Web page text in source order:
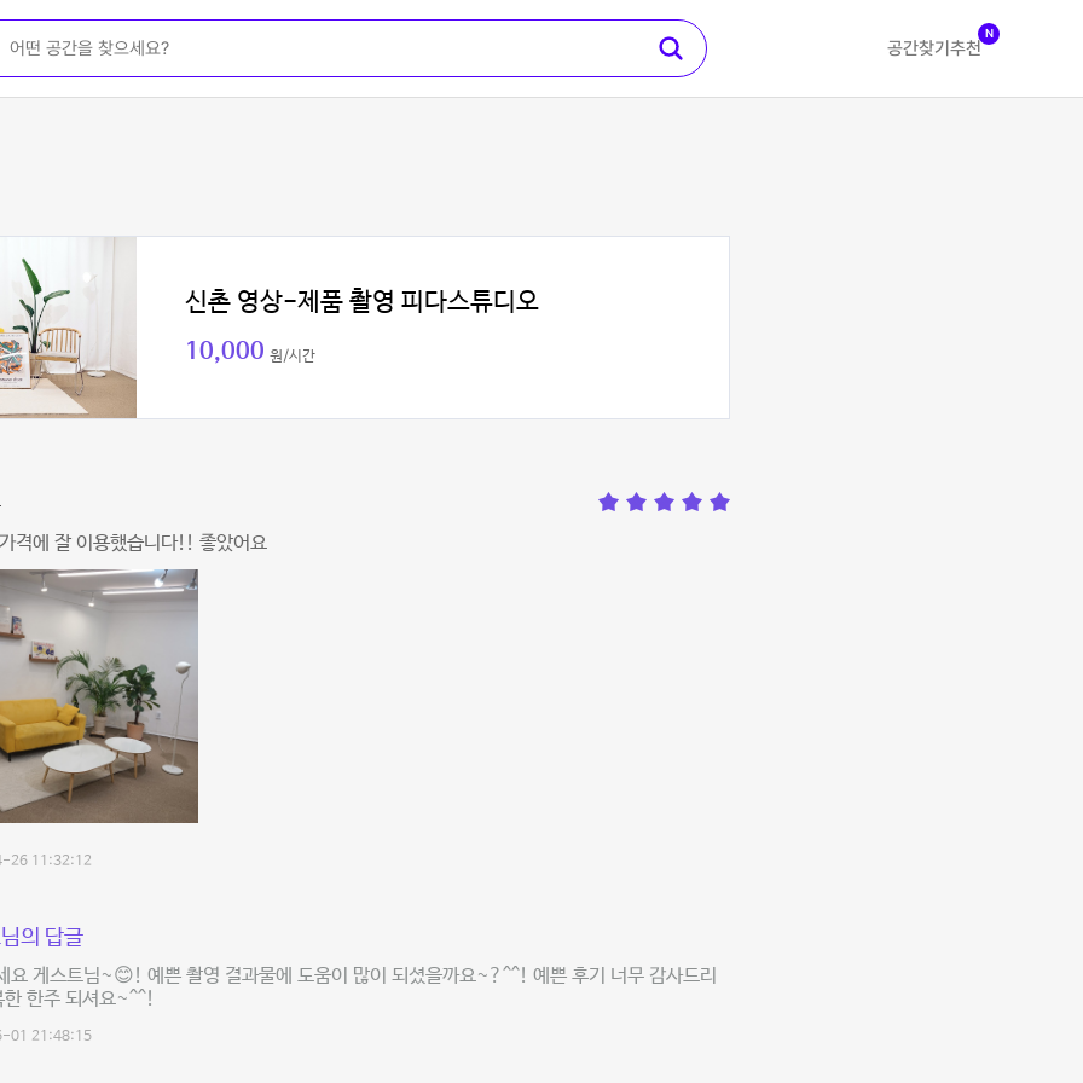
공간찾기 추천
N
신촌 영상-제품 촬영 피다스튜디오
10,000 원/시간
격에 잘 이용했습니다!! 좋았어요
26 11:32:12
의 답글
요 게스트님~😊! 예쁜 촬영 결과물에 도움이 많이 되셨을까요~?^^! 예쁜 후기 너무 감사드리
한 한주 되셔요~^^!
01 21:48:15